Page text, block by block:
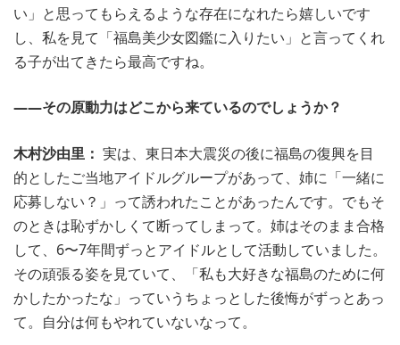
い」と思ってもらえるような存在になれたら嬉しいです
し、私を見て「福島美少女図鑑に入りたい」と言ってくれ
る子が出てきたら最高ですね。
――その原動力はどこから来ているのでしょうか？
木村沙由里： 実は、東日本大震災の後に福島の復興を目
的としたご当地アイドルグループがあって、姉に「一緒に
応募しない？」って誘われたことがあったんです。でもそ
のときは恥ずかしくて断ってしまって。姉はそのまま合格
して、6〜7年間ずっとアイドルとして活動していました。
その頑張る姿を見ていて、「私も大好きな福島のために何
かしたかったな」っていうちょっとした後悔がずっとあっ
て。自分は何もやれていないなって。